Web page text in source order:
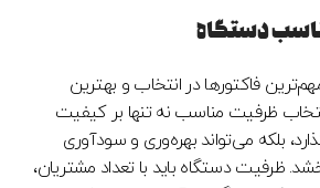
فاکتورها در انتخاب و بهترین
ظرفیت مناسب نه تنها بر کیفیت
بلکه می‌تواند بهره‌وری و سودآوری
ظرفیت دستگاه باید با تعداد مشتریان،